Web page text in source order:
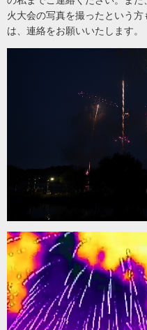
火大会の写真を撮ったという
は、連絡をお願いいたします。